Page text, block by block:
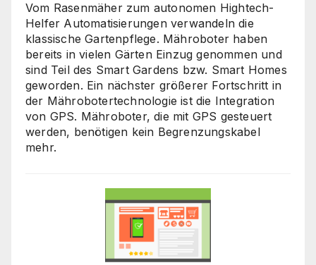
Vom Rasenmäher zum autonomen Hightech-
Helfer Automatisierungen verwandeln die
klassische Gartenpflege. Mähroboter haben
bereits in vielen Gärten Einzug genommen und
sind Teil des Smart Gardens bzw. Smart Homes
geworden. Ein nächster größerer Fortschritt in
der Mährobotertechnologie ist die Integration
von GPS. Mähroboter, die mit GPS gesteuert
werden, benötigen kein Begrenzungskabel
mehr.